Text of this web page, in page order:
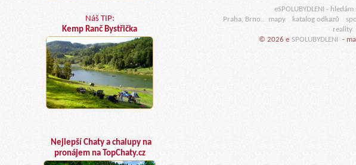
Náš TIP:
Kemp Ranč Bystřička
Nejlepší Chaty a chalupy na
pronájem na TopChaty.cz
eSPOLUBYDLENI -
Praha, Brno..
mapy katalog odkazů
reality
© 2026 e SPOLUBYDLENI -